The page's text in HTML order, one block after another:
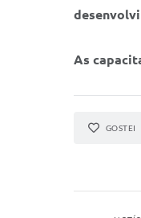
As
GOSTEI